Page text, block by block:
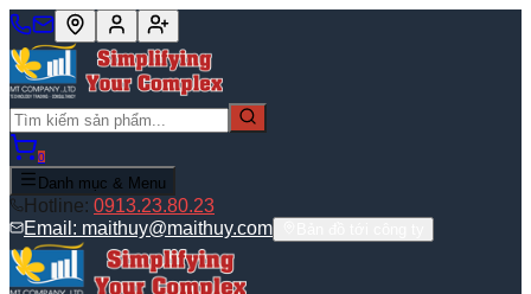
0
Danh mục & Menu
Hotline: 0913.23.80.23
Email: maithuy@maithuy.com